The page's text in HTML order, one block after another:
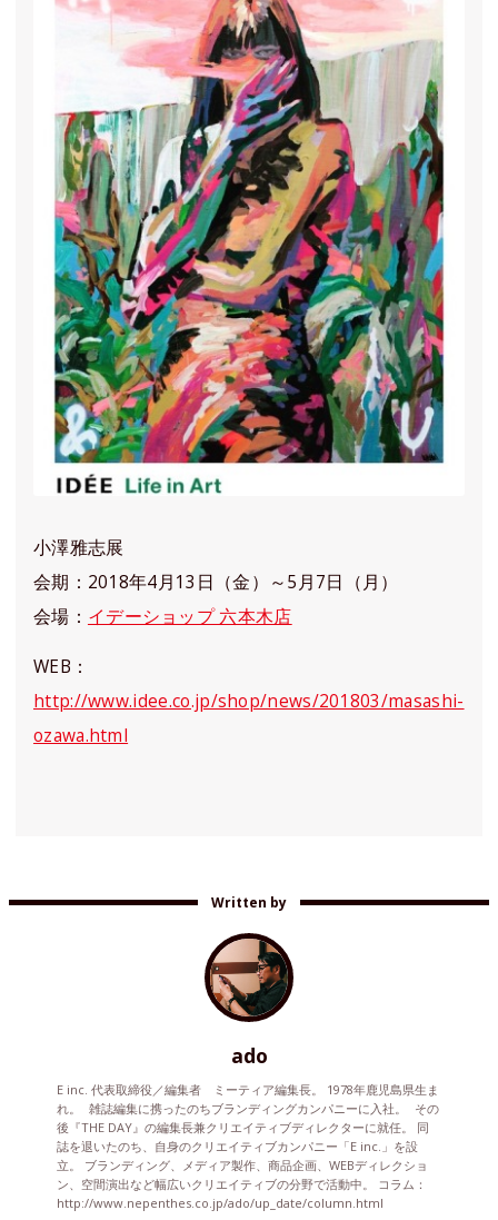
小澤雅志展
会期：2018年4月13日（金）～5月7日（月）
会場： イデーショップ 六本木店
WEB：
http://www.idee.co.jp/shop/news/201803/masashi-
ozawa.html
Written by
ado
E inc. 代表取締役／編集者 ミーティア編集長。 1978年鹿児島県生ま
れ。 雑誌編集に携ったのちブランディングカンパニーに入社。 その
後『THE DAY』の編集長兼クリエイティブディレクターに就任。 同
誌を退いたのち、自身のクリエイティブカンパニー「E inc.」を設
立。 ブランディング、メディア製作、商品企画、WEBディレクショ
ン、空間演出など幅広いクリエイティブの分野で活動中。 コラム：
http://www.nepenthes.co.jp/ado/up_date/column.html